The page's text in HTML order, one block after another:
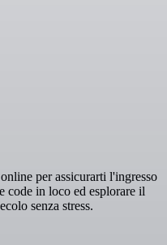
per assicurarti l'ingresso
code in loco ed esplorare il
senza stress.